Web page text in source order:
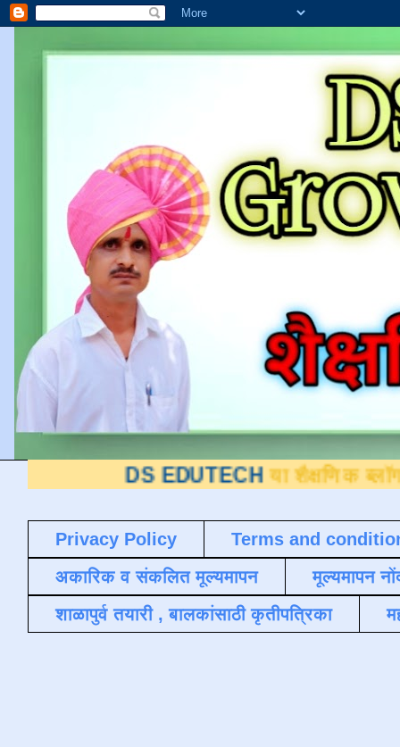
DS EDUTECH या शैक्षणिक ब्लॉगवर आपले
Privacy Policy
Terms and
अकारिक व संकलित मूल्यमापन
मूल्यमापन
शाळापुर्व तयारी , बालकांसाठी कृतीपत्रिका